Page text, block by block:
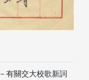
有關交大校歌新詞